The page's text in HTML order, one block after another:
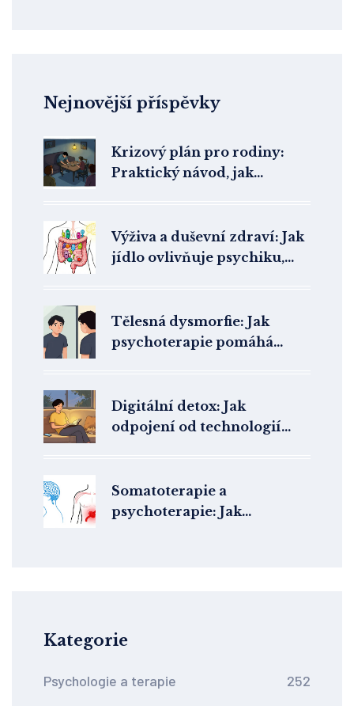
Nejnovější příspěvky
Krizový plán pro rodiny:
Praktický návod, jak
Výživa a duševní zdraví: Jak
jídlo ovlivňuje psychiku,
Tělesná dysmorfie: Jak
psychoterapie pomáhá
Digitální detox: Jak
odpojení od technologií
Somatoterapie a
psychoterapie: Jak
Kategorie
Psychologie a terapie 252